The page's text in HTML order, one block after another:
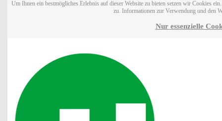
Um Ihnen ein bestmögliches Erlebnis auf dieser Website zu bieten setzen wir Cookies
zu. Informationen zur Verwendung und den
Nur essenzielle